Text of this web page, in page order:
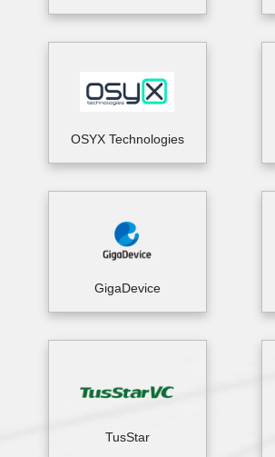
OSYX Technologies
GigaDevice
TusStar